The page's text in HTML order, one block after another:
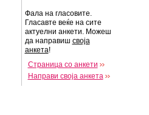
Фала на гласовите.
Гласавте веќе на сите
актуелни анкети. Можеш
да направиш своја
анкета!
Страница со анкети
Направи своја анкета